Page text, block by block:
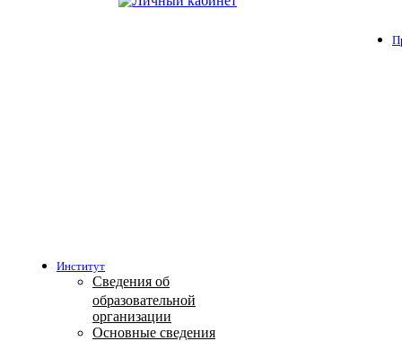
Институт
Сведения об
образовательной
организации
Основные сведения